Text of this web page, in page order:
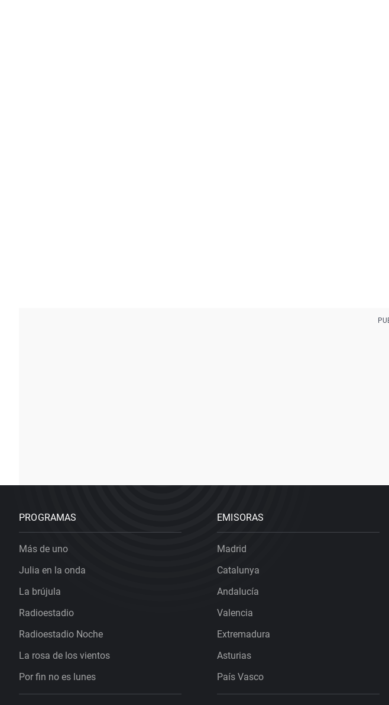
PROGRAMAS
Más de uno
Julia en la onda
La brújula
Radioestadio
Radioestadio Noche
La rosa de los vientos
Por fin no es lunes
EMISORAS
Madrid
Catalunya
Andalucía
Valencia
Extremadura
Asturias
País Vasco